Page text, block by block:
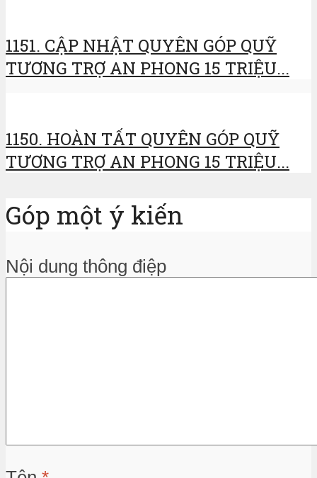
1151. CẬP NHẬT QUYÊN GÓP QUỸ
TƯƠNG TRỢ AN PHONG 15 TRIỆU...
1150. HOÀN TẤT QUYÊN GÓP QUỸ
TƯƠNG TRỢ AN PHONG 15 TRIỆU...
Góp một ý kiến
Nội dung thông điệp